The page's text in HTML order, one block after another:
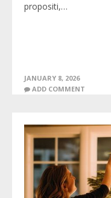
propositi,…
JANUARY 8, 2026
ADD COMMENT